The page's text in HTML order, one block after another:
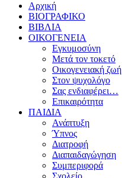
Αρχική
ΒΙΟΓΡΑΦΙΚΟ
ΒΙΒΛΙΑ
ΟΙΚΟΓΕΝΕΙΑ
Εγκυμοσύνη
Μετά τον τοκετό
Οικογενειακή ζωή
Στον ψυχολόγο
Σας ενδιαφέρει…
Επικαιρότητα
ΠΑΙΔΙΑ
Ανάπτυξη
Ύπνος
Διατροφή
Διαπαιδαγώγηση
Συμπεριφορά
Σχολείο